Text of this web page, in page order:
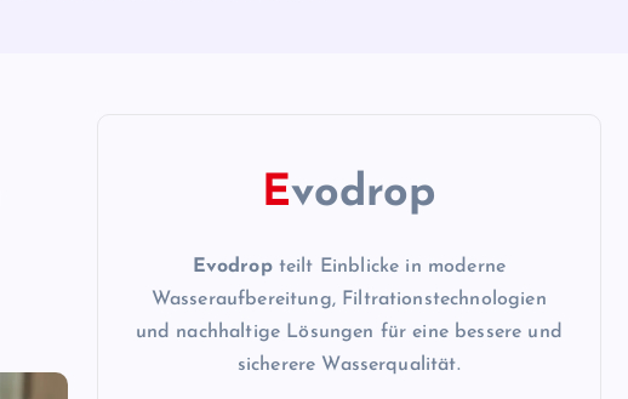
Evodrop
Evodropteilt Einblicke in moderne
Wasseraufbereitung, Filtrationstechnologien
und nachhaltige Lösungen für eine bessere und
sicherere Wasserqualität.